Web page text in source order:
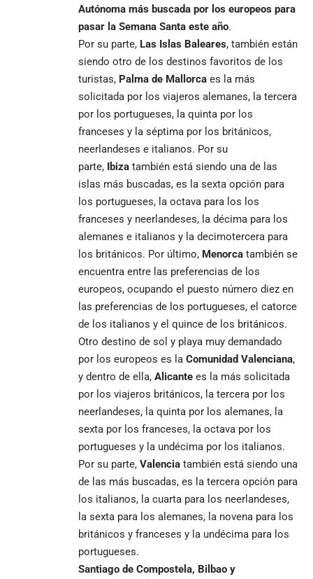
Autónoma más buscada por los europeos para
pasar la Semana Santa este año.
Por su parte, Las Islas Baleares, también están
siendo otro de los destinos favoritos de los
turistas, Palma de Mallorca es la más
solicitada por los viajeros alemanes, la tercera
por los portugueses, la quinta por los
franceses y la séptima por los británicos,
neerlandeses e italianos. Por su
parte, Ibiza también está siendo una de las
islas más buscadas, es la sexta opción para
los portugueses, la octava para los los
franceses y neerlandeses, la décima para los
alemanes e italianos y la decimotercera para
los británicos. Por último, Menorca también se
encuentra entre las preferencias de los
europeos, ocupando el puesto número diez en
las preferencias de los portugueses, el catorce
de los italianos y el quince de los británicos.
Otro destino de sol y playa muy demandado
por los europeos es la Comunidad Valenciana,
y dentro de ella, Alicante es la más solicitada
por los viajeros británicos, la tercera por los
neerlandeses, la quinta por los alemanes, la
sexta por los franceses, la octava por los
portugueses y la undécima por los italianos.
Por su parte, Valencia también está siendo una
de las más buscadas, es la tercera opción para
los italianos, la cuarta para los neerlandeses,
la sexta para los alemanes, la novena para los
británicos y franceses y la undécima para los
portugueses.
Santiago de Compostela, Bilbao y